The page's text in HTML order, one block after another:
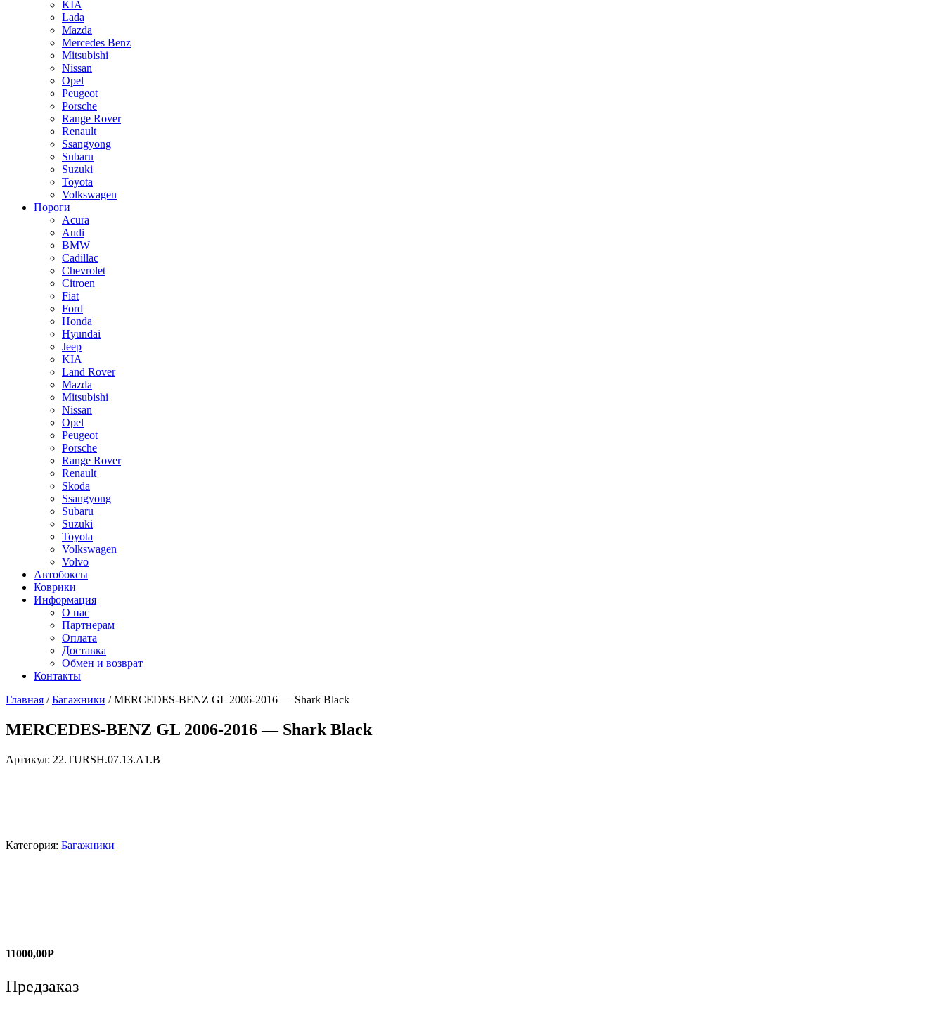
KIA
Lada
Mazda
Mercedes Benz
Mitsubishi
Nissan
Opel
Peugeot
Porsche
Range Rover
Renault
Ssangyong
Subaru
Suzuki
Toyota
Volkswagen
Пороги
Acura
Audi
BMW
Cadillac
Chevrolet
Citroen
Fiat
Ford
Honda
Hyundai
Jeep
KIA
Land Rover
Mazda
Mitsubishi
Nissan
Opel
Peugeot
Porsche
Range Rover
Renault
Skoda
Ssangyong
Subaru
Suzuki
Toyota
Volkswagen
Volvo
Автобоксы
Коврики
Информация
О нас
Партнерам
Оплата
Доставка
Обмен и возврат
Контакты
Главная /Багажники / MERCEDES-BENZ GL 2006-2016 — Shark Black
MERCEDES-BENZ GL 2006-2016 — Shark Black
Артикул: 22.TURSH.07.13.A1.B
Категория: Багажники
11000,00Р
Предзаказ